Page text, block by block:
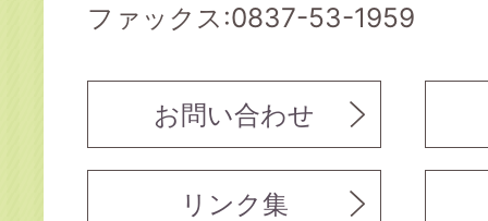
ファックス:0837-53-1959
お問い合わせ
リンク集